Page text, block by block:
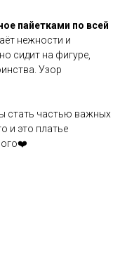
пайетками по всей
нежности и
сидит на фигуре,
Узор
стать частью важных
и это платье